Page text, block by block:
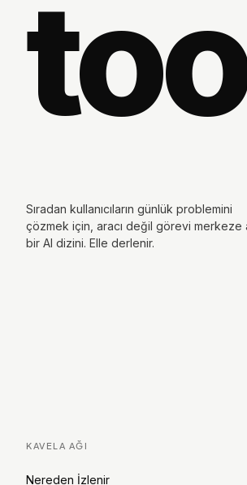
Sıradan kullanıcıların günlük problemini
çözmek için, aracı değil görevi merkeze
bir AI dizini. Elle derlenir.
KAVELA AĞI
Nereden İzlenir